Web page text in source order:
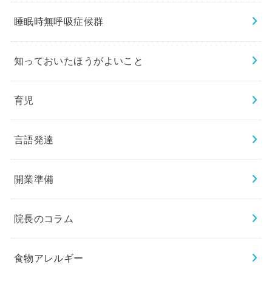
睡眠時無呼吸症候群
知っておいたほうがよいこと
育児
言語発達
開業準備
院長のコラム
食物アレルギー